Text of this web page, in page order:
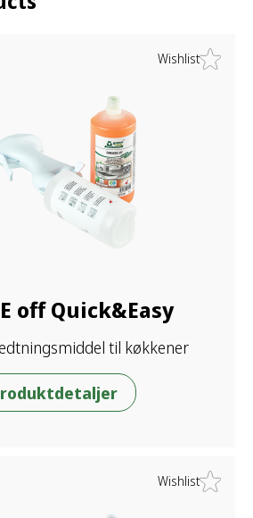
Wishlist
off Quick&Easy
til køkkener
Wishlist